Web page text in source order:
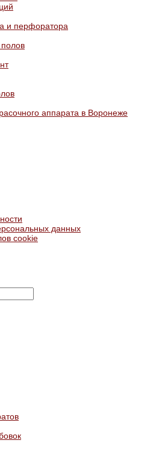
и перфоратора
аппарата в Воронеже
данных
cookie